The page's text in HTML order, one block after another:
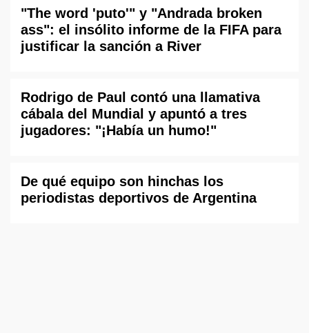
"The word 'puto'" y "Andrada broken
ass": el insólito informe de la FIFA para
justificar la sanción a River
Rodrigo de Paul contó una llamativa
cábala del Mundial y apuntó a tres
jugadores: "¡Había un humo!"
De qué equipo son hinchas los
periodistas deportivos de Argentina